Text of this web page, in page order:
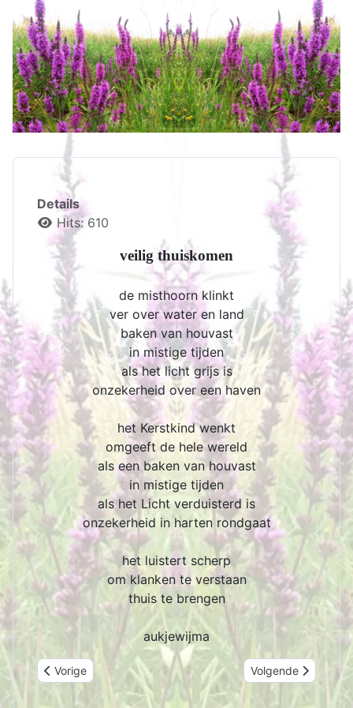
Details
Hits: 610
veilig thuiskomen
de misthoorn klinkt
ver over water en land
baken van houvast
in mistige tijden
als het licht grijs is
onzekerheid over een haven
het Kerstkind wenkt
omgeeft de hele wereld
als een baken van houvast
in mistige tijden
als het Licht verduisterd is
onzekerheid in harten rondgaat
het luistert scherp
om klanken te verstaan
thuis te brengen
aukjewijma
Vorig artikel: feilich thúskomme
Vorige Volgende artikel:
Volgende